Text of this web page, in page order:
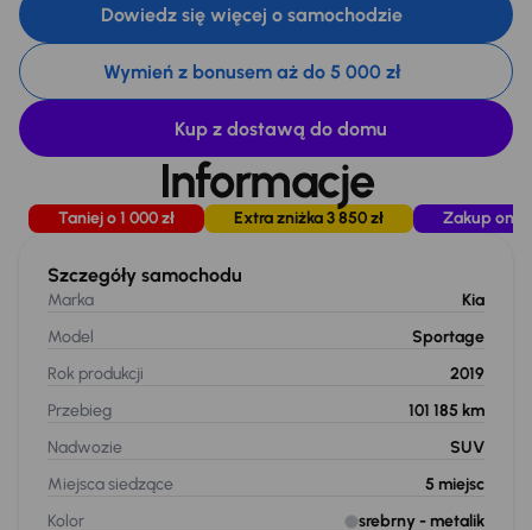
Dowiedz się więcej o samochodzie
Wymień z bonusem aż do 5 000 zł
Kup z dostawą do domu
Informacje
Taniej o 1 000 zł Extra zniżka 3 850 zł Zakup
Szczegóły samochodu
Marka
Kia
Model
Sportage
Rok produkcji
2019
Przebieg
101 185 km
Nadwozie
SUV
Miejsca siedzące
5 miejsc
Kolor
srebrny - metalik